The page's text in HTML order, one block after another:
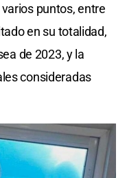
puntos, entre
en su totalidad,
de 2023, y la
consideradas